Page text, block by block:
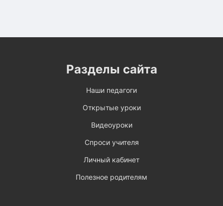
Разделы сайта
Наши педагоги
Открытые уроки
Видеоуроки
Спроси учителя
Личный кабинет
Полезное родителям